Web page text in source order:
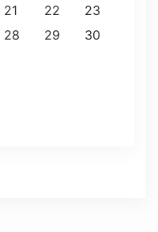
21 22
23
28 29
30